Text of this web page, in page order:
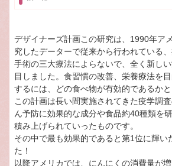
デザイナーズ計画この研究は、1990年ア
究したデーターで従来から行われている、
手術の三大療法によらないで、全く新し
目しました。食習慣の改善、栄養療法を
するには、どの食べ物が有効的であるかと
この計画は長い間実施されてきた疫学調
ん予防に効果的な成分や食品約40種類を
積み上げられていったものです。
その中で最も効果的であると第1位に輝い
た！
以降アメリカでは、にんにくの消費量が